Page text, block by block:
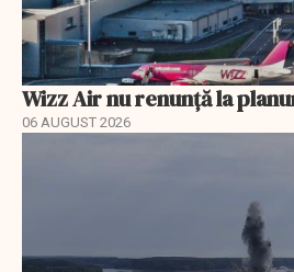
Wizz Air nu renunță la
06 AUGUST 2026